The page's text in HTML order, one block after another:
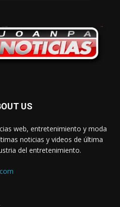
US
web, entretenimiento y moda
noticias y videos de última
del entretenimiento.